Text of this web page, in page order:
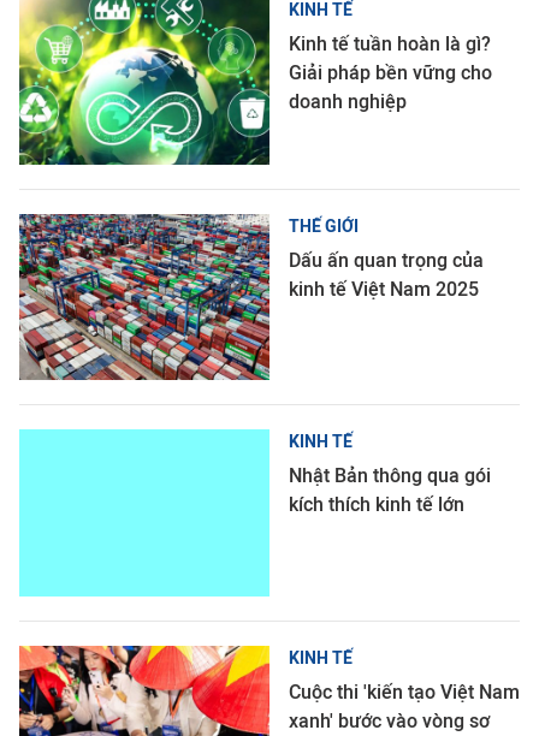
KINH TẾ
Kinh tế tuần hoàn là gì?
Giải pháp bền vững cho
doanh nghiệp
THẾ GIỚI
Dấu ấn quan trọng của
kinh tế Việt Nam 2025
KINH TẾ
Nhật Bản thông qua gói
kích thích kinh tế lớn
KINH TẾ
Cuộc thi 'kiến tạo Việt Nam
xanh' bước vào vòng sơ